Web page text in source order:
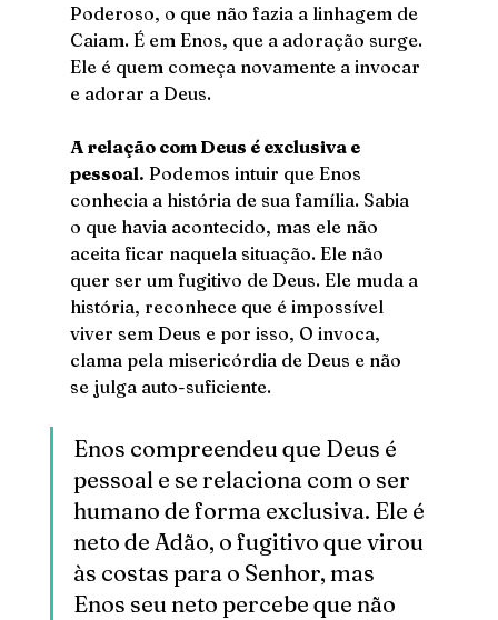
Poderoso, o que não fazia a linhagem de
Caiam. É em Enos, que a adoração surge.
Ele é quem começa novamente a invocar
e adorar a Deus.
A relação com Deus é exclusiva e
pessoal. Podemos intuir que Enos
conhecia a história de sua família. Sabia
o que havia acontecido, mas ele não
aceita ficar naquela situação. Ele não
quer ser um fugitivo de Deus. Ele muda a
história, reconhece que é impossível
viver sem Deus e por isso, O invoca,
clama pela misericórdia de Deus e não
se julga auto-suficiente.
Enos compreendeu que Deus é
pessoal e se relaciona com o ser
humano de forma exclusiva. Ele é
neto de Adão, o fugitivo que virou
às costas para o Senhor, mas
Enos seu neto percebe que não